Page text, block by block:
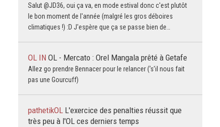
Salut @JD36, oui ça va, en mode estival donc c'est plutôt
le bon moment de l'année (malgré les gros déboires
climatiques !) :D J'espère que ça se passe bien de…
OL IN OL - Mercato : Orel Mangala prêté à Getafe
Allez go prendre Bennacer pour le relancer (‘s’il nous fait
pas une Gourcuff)
pathetikOL L'exercice des penalties réussit que
très peu à l'OL ces derniers temps